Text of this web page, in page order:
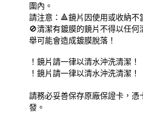
圍內。
請注意：🔺鏡片因使用或收納
🚫清潔有鍍膜的鏡片不得以任
舉可能會造成鍍膜脫落！
！鏡片請一律以清水沖洗清潔
！鏡片請一律以清水沖洗清潔
請務必妥善保存原廠保證卡，
發。